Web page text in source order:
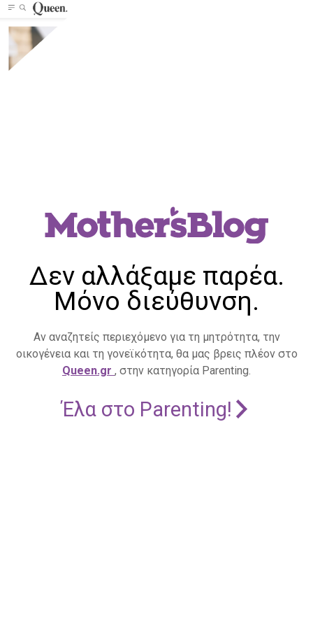
Δεν αλλάξαμε παρέα.
Μόνο διεύθυνση.
Αν αναζητείς περιεχόμενο για τη μητρότητα, την
οικογένεια και τη γονεϊκότητα, θα μας βρεις πλέον στο
Queen.gr , στην κατηγορία Parenting.
Έλα στο Parenting!